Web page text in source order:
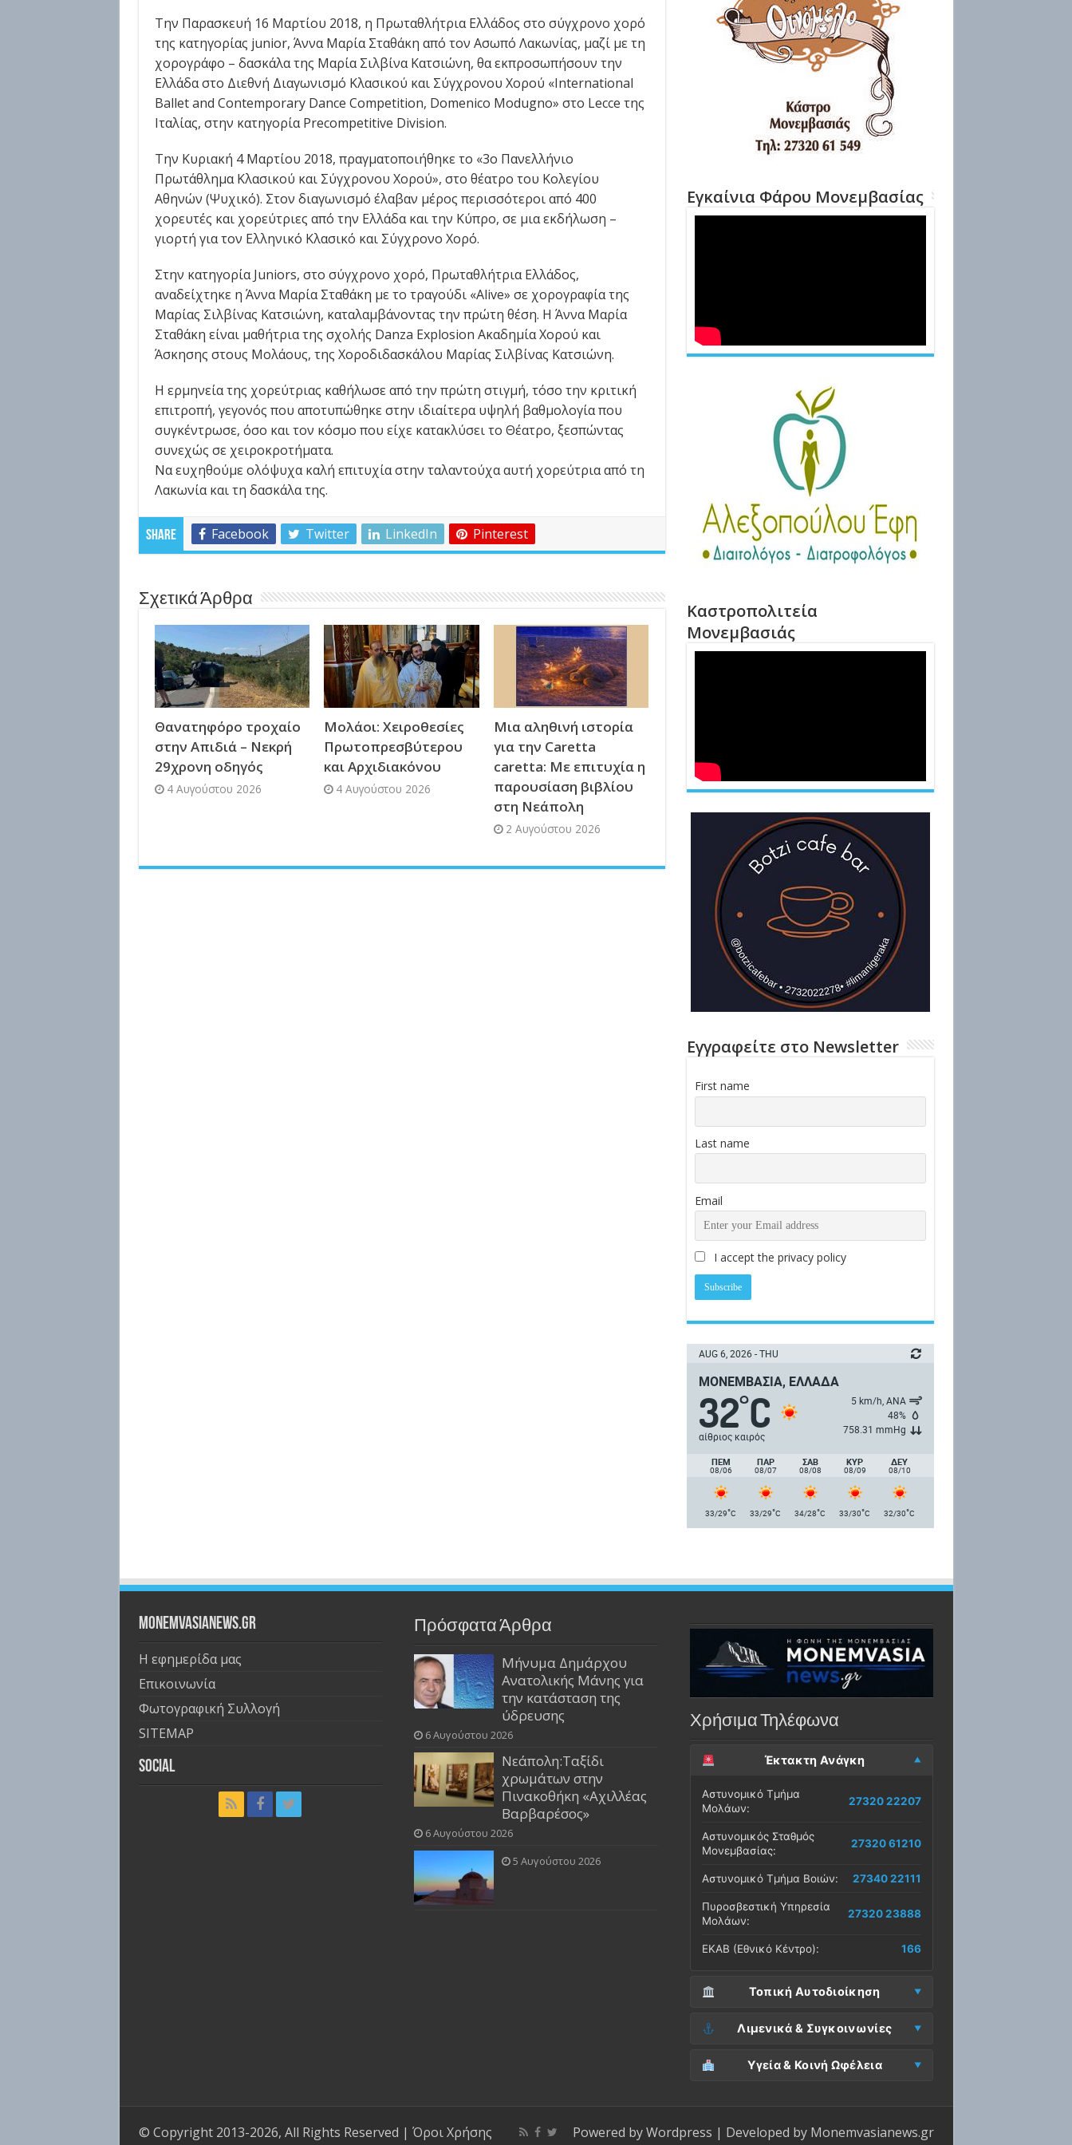
Την Παρασκευή 16 Μαρτίου 2018, η Πρωταθλήτρια Ελλάδος στο σύγχρονο χορό
της κατηγορίας junior, Άννα Μαρία Σταθάκη από τον Ασωπό Λακωνίας, μαζί με τη
χορογράφο – δασκάλα της Μαρία Σιλβίνα Κατσιώνη, θα εκπροσωπήσουν την
Ελλάδα στο Διεθνή Διαγωνισμό Κλασικού και Σύγχρονου Χορού «International
Ballet and Contemporary Dance Competition, Domenico Modugno» στο Lecce της
Ιταλίας, στην κατηγορία Precompetitive Division.
Την Κυριακή 4 Μαρτίου 2018, πραγματοποιήθηκε το «3ο Πανελλήνιο
Πρωτάθλημα Κλασικού και Σύγχρονου Χορού», στο θέατρο του Κολεγίου
Αθηνών (Ψυχικό). Στον διαγωνισμό έλαβαν μέρος περισσότεροι από 400
χορευτές και χορεύτριες από την Ελλάδα και την Κύπρο, σε μια εκδήλωση –
γιορτή για τον Ελληνικό Κλασικό και Σύγχρονο Xορό.
Στην κατηγορία Juniors, στο σύγχρονο χορό, Πρωταθλήτρια Ελλάδος,
αναδείχτηκε η Άννα Μαρία Σταθάκη με το τραγούδι «Alive» σε χορογραφία της
Μαρίας Σιλβίνας Κατσιώνη, καταλαμβάνοντας την πρώτη θέση. Η Άννα Μαρία
Σταθάκη είναι μαθήτρια της σχολής Danza Explosion Ακαδημία Χορού και
Άσκησης στους Μολάους, της Χοροδιδασκάλου Μαρίας Σιλβίνας Κατσιώνη.
Η ερμηνεία της χορεύτριας καθήλωσε από την πρώτη στιγμή, τόσο την κριτική
επιτροπή, γεγονός που αποτυπώθηκε στην ιδιαίτερα υψηλή βαθμολογία που
συγκέντρωσε, όσο και τον κόσμο που είχε κατακλύσει το Θέατρο, ξεσπώντας
συνεχώς σε χειροκροτήματα.
Να ευχηθούμε ολόψυχα καλή επιτυχία στην ταλαντούχα αυτή χορεύτρια από τη
Λακωνία και τη δασκάλα της.
Share Facebook Twitter LinkedIn Pinterest
Σχετικά Άρθρα
Θανατηφόρο τροχαίο
στην Απιδιά – Νεκρή
29χρονη οδηγός
4 Αυγούστου 2026
Μολάοι: Χειροθεσίες
Πρωτοπρεσβύτερου
και Αρχιδιακόνου
4 Αυγούστου 2026
Μια αληθινή ιστορία
για την Caretta
caretta: Με επιτυχία η
παρουσίαση βιβλίου
στη Νεάπολη
2 Αυγούστου 2026
Εγκαίνια Φάρου Μονεμβασίας
Καστροπολιτεία
Μονεμβασιάς
Εγγραφείτε στο Newsletter
First name
Last name
Email
I accept the privacy policy
AUG 6, 2026 - THU
ΜΟΝΕΜΒΑΣΙΆ, ΕΛΛΆΔΑ
32°C
αίθριος καιρός
5 km/h, ΑΝΑ
48%
758.31 mmHg
ΠΈΜ
08/06
ΠΑΡ
08/07
ΣΑΒ
08/08
ΚΥΡ
08/09
ΔΕΥ
08/10
33/29°C 33/29°C 34/28°C 33/30°C 32/30°C
Monemvasianews.gr
Η εφημερίδα μας
Επικοινωνία
Φωτογραφική Συλλογή
SITEMAP
Social
Πρόσφατα Άρθρα
Μήνυμα Δημάρχου
Ανατολικής Μάνης για
την κατάσταση της
ύδρευσης
6 Αυγούστου 2026
Νεάπολη:Ταξίδι
χρωμάτων στην
Πινακοθήκη «Αχιλλέας
Βαρβαρέσος»
6 Αυγούστου 2026
5 Αυγούστου 2026
Χρήσιμα Τηλέφωνα
Έκτακτη Ανάγκη
Αστυνομικό Τμήμα
Μολάων:
27320 22207
Αστυνομικός Σταθμός
Μονεμβασίας:
27320 61210
Αστυνομικό Τμήμα Βοιών: 27340 22111
Πυροσβεστική Υπηρεσία
Μολάων:
27320 23888
ΕΚΑΒ (Εθνικό Κέντρο): 166
Τοπική Αυτοδιοίκηση
Δήμος Μονεμβασίας
(Έδρα):
27323 60500
Δ.Ε. Μονεμβασίας
27323 60019
ΚΕΠ Μονεμβασίας: 27323 60031
Λιμενικά & Συγκοινωνίες
Λιμεναρχείο
Μονεμβασίας:
27320 61266
ΚΤΕΛ Λακωνίας (Σταθμός
Μολάων):
27320 22209
Υγεία & Κοινή Ωφέλεια
Powered byWordpress | Developed by Monemvasianews.gr
© Copyright 2013-2026, All Rights Reserved | Όροι Χρήσης